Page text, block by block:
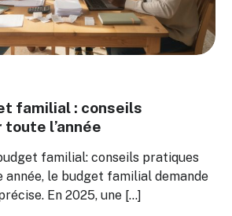
familial : conseils
l’année
familial: conseils pratiques
année, le budget familial demande
En 2025, une […]